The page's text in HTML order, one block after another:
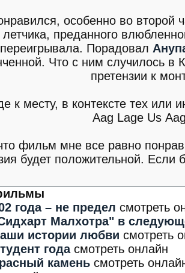
особенно во второй
преданного
Порадовал
Что с ним случилось
претензии к
к месту, в контексте тех или
Aag Lage Us
фильм мне все равно
будет положительной. Если
года – не предел смотреть
Малхотра" в
истории любви смотреть
года смотреть онлайн
камень смотреть